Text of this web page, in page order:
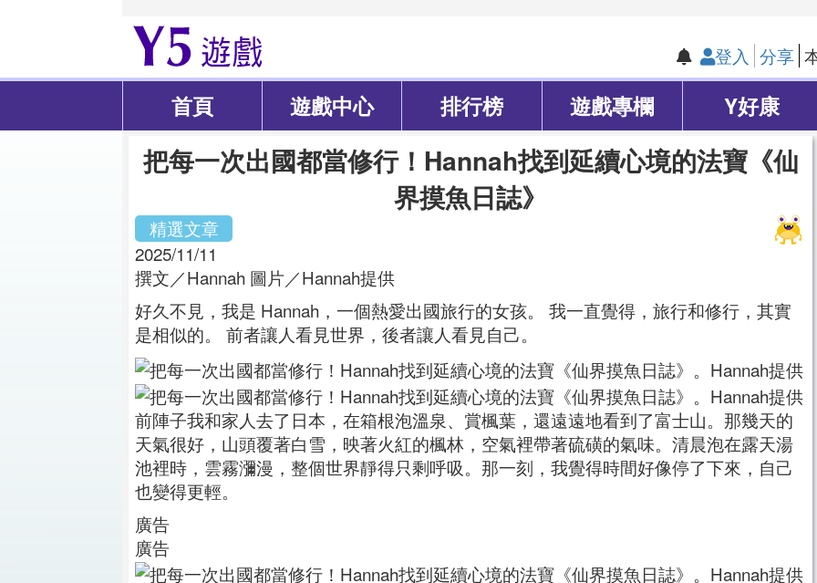
登入 分享
首頁 遊戲中心 排行榜 遊戲專欄 Y好康
把每一次出國都當修行！Hannah找到延續心境的法寶《仙
界摸魚日誌》
精選文章
2025/11/11
撰文／Hannah 圖片／Hannah提供
好久不見，我是 Hannah，一個熱愛出國旅行的女孩。 我一直覺得，旅行和修行，其實
是相似的。 前者讓人看見世界，後者讓人看見自己。
前陣子我和家人去了日本，在箱根泡溫泉、賞楓葉，還遠遠地看到了富士山。那幾天的
天氣很好，山頭覆著白雪，映著火紅的楓林，空氣裡帶著硫磺的氣味。清晨泡在露天湯
池裡時，雲霧瀰漫，整個世界靜得只剩呼吸。那一刻，我覺得時間好像停了下來，自己
也變得更輕。
廣告
廣告